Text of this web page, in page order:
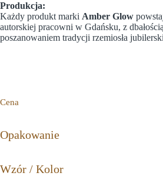
Produkcja:
Każdy produkt marki Amber Glow
autorskiej pracowni w Gdańsku, z
poszanowaniem tradycji rzemiosła
Cena
Opakowanie
Wzór / Kolor